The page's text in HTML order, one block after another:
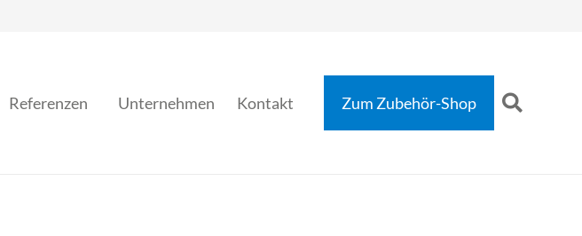
Referenzen Unternehmen Kontakt Zum Zubehör-Shop